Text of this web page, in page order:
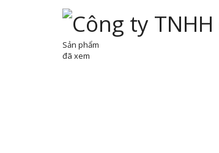
Sản phẩm
đã xem